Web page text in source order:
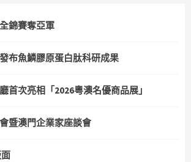
錦賽奪亞軍
布魚鱗膠原蛋白肽科研成果
首次亮相「2026粵澳名優商品展」
暨澳門企業家座談會